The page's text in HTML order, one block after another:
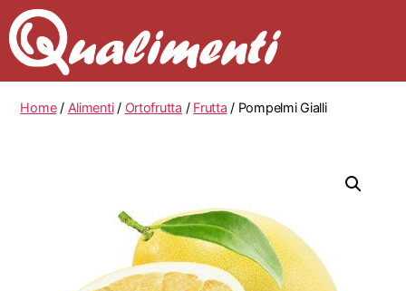
Home/ Alimenti/ Ortofrutta / Frutta / Pompelmi Gialli